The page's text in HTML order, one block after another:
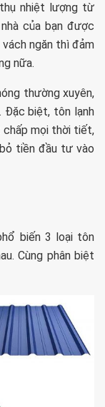
thụ nhiệt lượng từ
của bạn được
ngăn thì đảm
nữa.
thường xuyên,
Đặc biệt, tôn lạnh
mọi thời tiết,
tiền đầu tư vào
biến 3 loại tôn
Cùng phân biệt